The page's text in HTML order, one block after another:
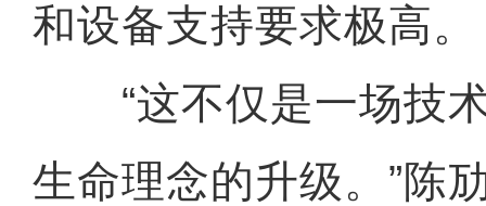
和设备支持要求极高。
“这不仅是一场技术
生命理念的升级。”陈